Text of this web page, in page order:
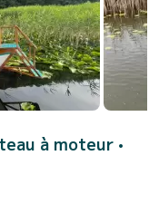
à moteur •